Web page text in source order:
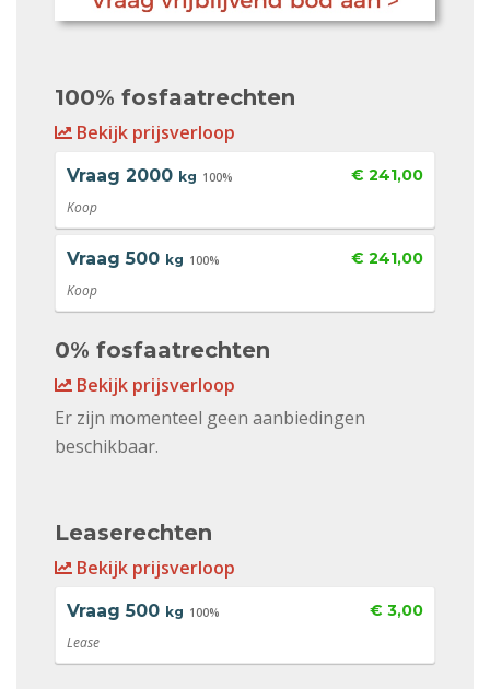
100% fosfaatrechten
Bekijk prijsverloop
Vraag 2000 kg 100% € 241,00
Koop
Vraag 500 kg 100% € 241,00
Koop
0% fosfaatrechten
Bekijk prijsverloop
Er zijn momenteel geen aanbiedingen
beschikbaar.
Leaserechten
Bekijk prijsverloop
Vraag 500 kg 100% € 3,00
Lease